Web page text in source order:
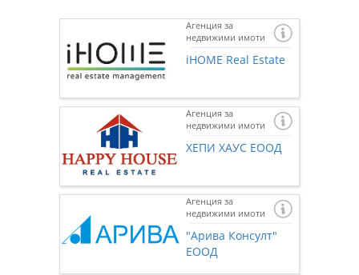
Агенция за
недвижими имоти
iHOME Real Estate
Агенция за
недвижими имоти
ХЕПИ ХАУС ЕООД
Агенция за
недвижими имоти
"Арива Консулт"
ЕООД